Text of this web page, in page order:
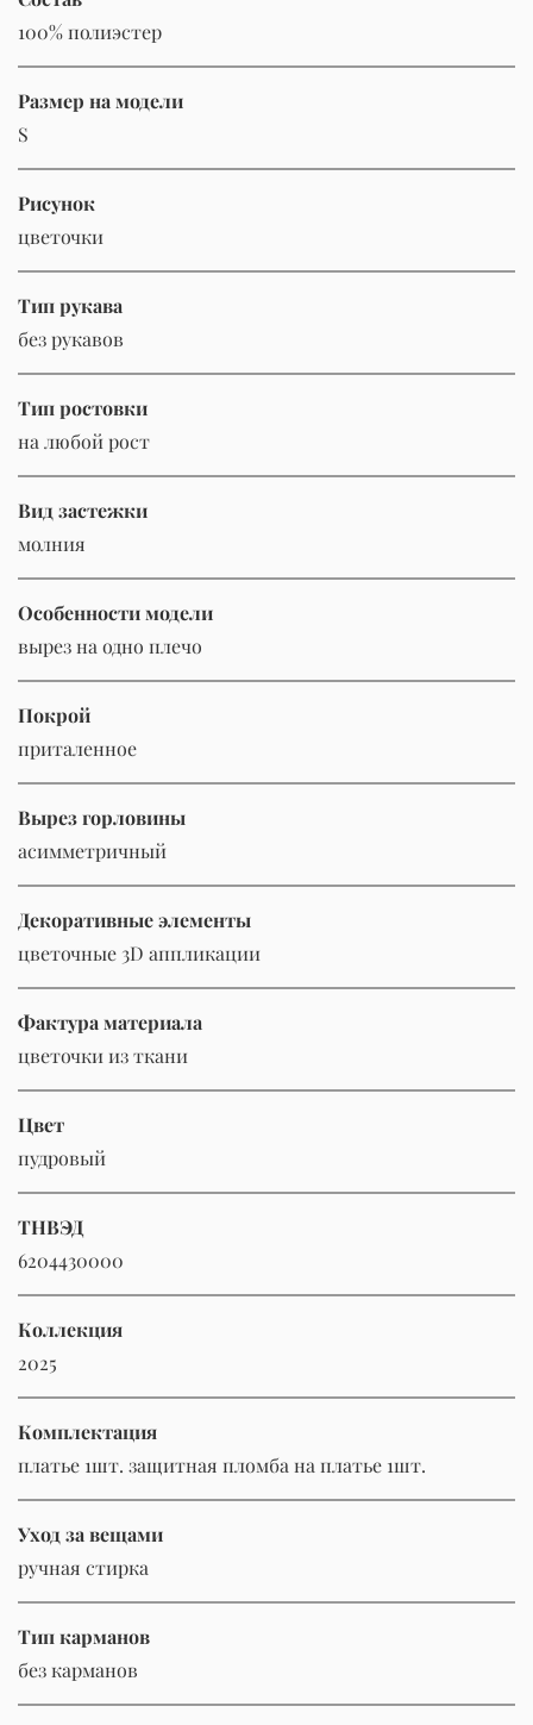
100% полиэстер
Размер на модели
S
Рисунок
цветочки
Тип рукава
без рукавов
Тип ростовки
на любой рост
Вид застежки
молния
Особенности модели
вырез на одно плечо
Покрой
приталенное
Вырез горловины
асимметричный
Декоративные элементы
цветочные 3D аппликации
Фактура материала
цветочки из ткани
Цвет
пудровый
ТНВЭД
6204430000
Коллекция
2025
Комплектация
платье 1шт. защитная пломба на платье 1шт.
Уход за вещами
ручная стирка
Тип карманов
без карманов